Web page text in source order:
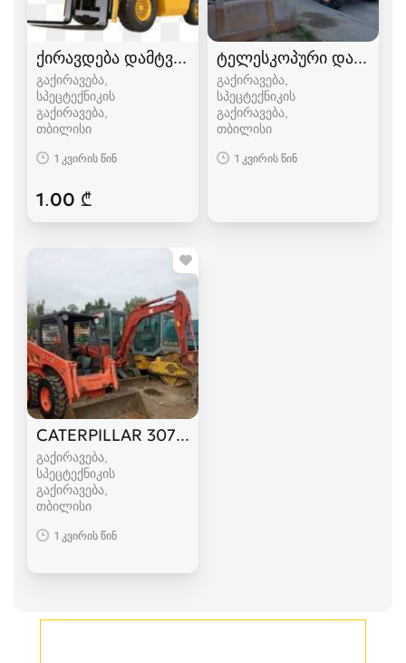
ქირავდება დამტვირთველი პაგრუშიკი
გაქირავება,
სპეცტექნიკის
გაქირავება
თბილისი
1 კვირის წინ
1.00 ₾
ტელესკოპური
გაქირავება,
სპეცტექნიკის
გაქირავება
თბილისი
1 კვირის წინ
CATERPILLAR 307 2013
გაქირავება,
სპეცტექნიკის
გაქირავება
თბილისი
1 კვირის წინ